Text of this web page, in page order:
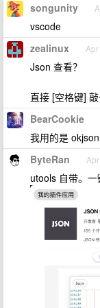
songunity
vscode
zealinux
Json 查看？
直接 [空格键]
BearCookie
我用的是 okjson
ByteRan
utools 自带。一